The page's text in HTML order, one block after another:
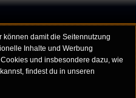
können damit die Seitennutzung
Inhalte und Werbung
und insbesondere dazu, wie
findest du in unseren